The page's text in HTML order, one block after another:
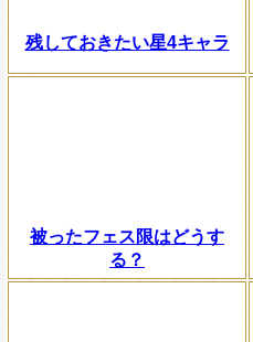
残しておきたい星4キャラ
被ったフェス限はどうす
る？